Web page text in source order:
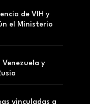
de VIH y
el Ministerio
y
vinculadas a